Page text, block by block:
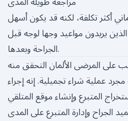
أكثر تكلفة، لكنه قد يكون أسهل
يريدون مواعيد وجها لوجه قبل
الجراحة وبعدها.
على المرضى الألمان التحقق منه
عملية شراء تجميلية. إنه إجراء
المتبرع وإنشاء موقع المتلقي
الجراح وإدارة المتبرع على المدى